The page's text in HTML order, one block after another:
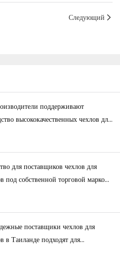
Следующий
поддерживают
высококачественных чехлов для
для поставщиков чехлов для
под собственной торговой маркой:
поставщики чехлов для
в Таиланде подходят для